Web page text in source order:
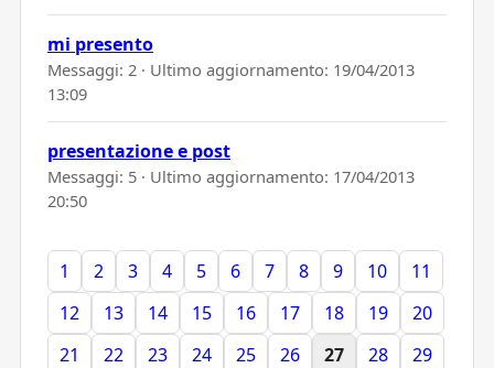
mi presento
Messaggi: 2 · Ultimo aggiornamento: 19/04/2013
13:09
presentazione e post
Messaggi: 5 · Ultimo aggiornamento: 17/04/2013
20:50
1 2 3 4 5 6 7 8 9 10
11
12
13 14 15 16 17 18 19
20
21
22 23 24 25 26 27 28
29